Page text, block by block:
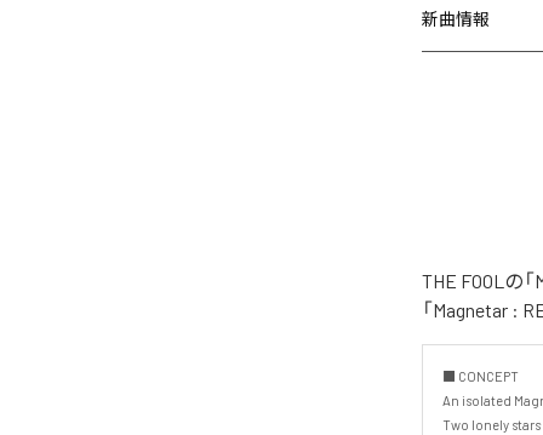
新曲情報
THE FOOLの
「Magnetar :
■ CONCEPT
An isolated
Two lonely